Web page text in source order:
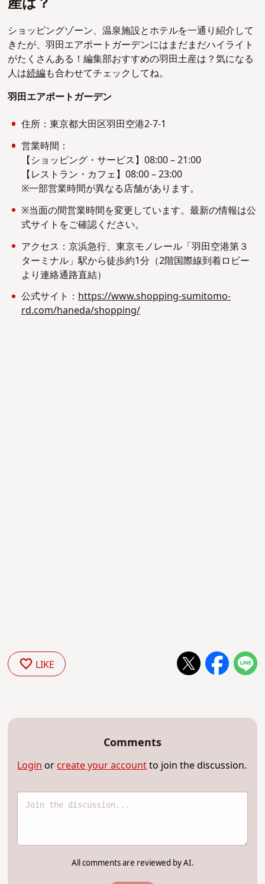
ショッピングゾーン、温泉施設とホテルを一通り紹介して
きたが、羽田エアポートガーデンにはまだまだハイライト
がたくさんある！編集部おすすめの羽田土産は？気になる
人は続編も合わせてチェックしてね。
羽田エアポートガーデン
住所：東京都大田区羽田空港2-7-1
営業時間：
【ショッピング・サービス】08:00 – 21:00
【レストラン・カフェ】08:00 – 23:00
※一部営業時間が異なる店舗があります。
※当面の間営業時間を変更しています。最新の情報は公
式サイトをご確認ください。
アクセス：京浜急行、東京モノレール「羽田空港第３
ターミナル」駅から徒歩約1分（2階国際線到着ロビー
より連絡通路直結）
公式サイト：https://www.shopping-sumitomo-
rd.com/haneda/shopping/
LIKE
Comments
Login or create your accountto join the discussion.
All comments are reviewed by AI.